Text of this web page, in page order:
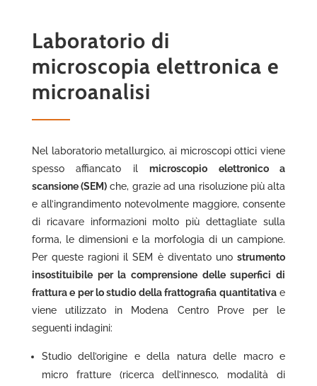
Laboratorio di
microscopia elettronica e
microanalisi
Nel laboratorio metallurgico, ai microscopi ottici viene
spesso affiancato ilmicroscopio elettronico a
scansione (SEM) che, grazie ad una risoluzione più alta
e all’ingrandimento notevolmente maggiore, consente
di ricavare informazioni molto più dettagliate sulla
forma, le dimensioni e la morfologia di un campione.
Per queste ragioni il SEM è diventato unostrumento
insostituibile per la comprensione delle superfici di
frattura e per lo studio della frattografia quantitativae
viene utilizzato in Modena Centro Prove per le
seguenti indagini:
Studio dell’origine e della natura delle macro e
micro fratture (ricerca dell’innesco, modalità di